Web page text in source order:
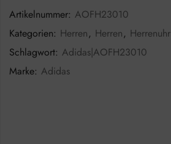
Artikelnummer: AOFH23010
Kategorien: Herren, Herren, Herrenuhr
Schlagwort: Adidas|AOFH23010
Marke: Adidas